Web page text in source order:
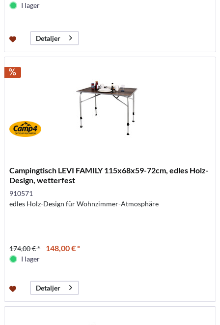
I lager
Detaljer
Campingtisch LEVI FAMILY 115x68x59-72cm, edles Holz-
Design, wetterfest
910571
edles Holz-Design für Wohnzimmer-Atmosphäre
174,00 € * 148,00 € *
I lager
Detaljer